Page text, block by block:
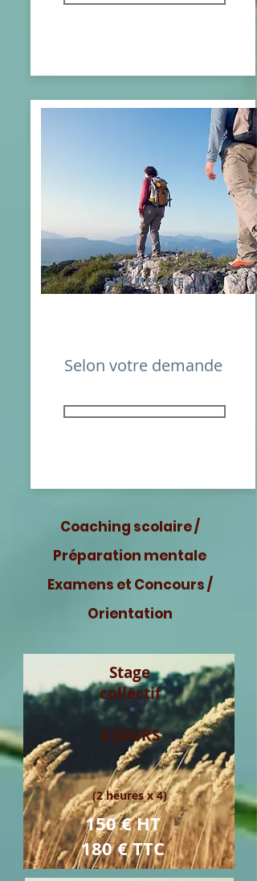
SUR MESURE
Selon votre demande
Coaching scolaire /
Préparation mentale
Examens et Concours /
Orientation
150 € HT
180 € TTC
Stage
collectif
4 JOURS
(2 heures x 4)